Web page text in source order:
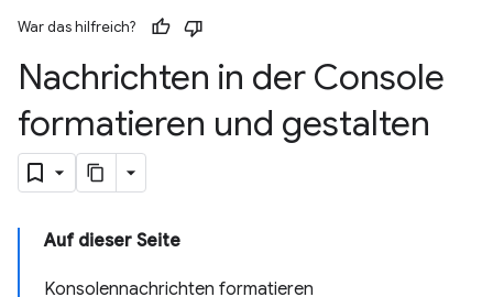
War das hilfreich?
Nachrichten in der Console
formatieren und gestalten
Auf dieser Seite
Konsolennachrichten formatieren